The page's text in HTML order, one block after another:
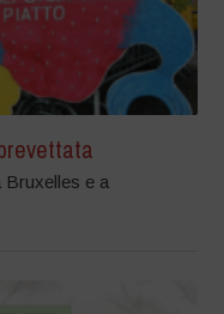
Bruxelles e a